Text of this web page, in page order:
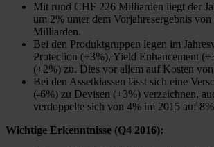
Mit rund CHF 226 Milliarden liegt der
um 2% unter dem Vorjahresergebnis
Milliarden.
Bei den Produktgruppen legen im
Protection (+3%), Yield Enhancement
(+2%) zu. Dies vor allem auf Kosten
Bei den Assetklassen lässt sich eine
(-6%) zu Devisen (+3%) verzeichnen,
verdoppelte sich von 4% im 2015 auf
Wichtige Erkenntnisse (Q4 2016):